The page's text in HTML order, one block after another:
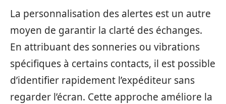
La personnalisation des alertes est un autre
moyen de garantir la clarté des échanges.
En attribuant des sonneries ou vibrations
spécifiques à certains contacts, il est possible
d’identifier rapidement l’expéditeur sans
regarder l’écran. Cette approche améliore la